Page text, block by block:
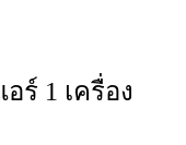
ร์ 1 เครื่อง